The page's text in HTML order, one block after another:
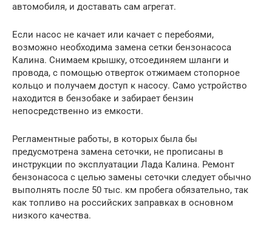
автомобиля, и доставать сам агрегат.
Если насос не качает или качает с перебоями,
возможно необходима замена сетки бензонасоса
Калина. Снимаем крышку, отсоединяем шланги и
провода, с помощью отверток отжимаем стопорное
кольцо и получаем доступ к насосу. Само устройство
находится в бензобаке и забирает бензин
непосредственно из емкости.
Регламентные работы, в которых была бы
предусмотрена замена сеточки, не прописаны в
инструкции по эксплуатации Лада Калина. Ремонт
бензонасоса с целью замены сеточки следует обычно
выполнять после 50 тыс. км пробега обязательно, так
как топливо на российских заправках в основном
низкого качества.